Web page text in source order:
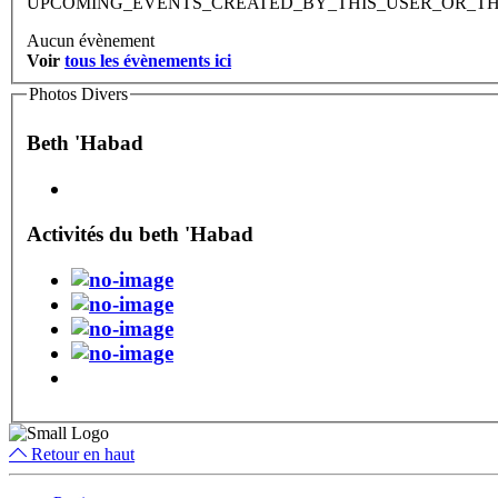
Aucun évènement
Voir tous les évènements ici
Photos Divers
Beth 'Habad
Activités du beth 'Habad
Retour en haut